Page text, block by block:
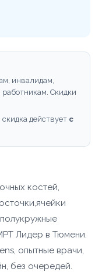
инвалидам,
Скидки
действует с
костей,
Лидер в Тюмени.
опытные врачи,
без очередей.